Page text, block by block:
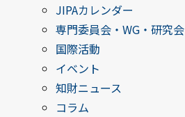
JIPAカレンダー
専門委員会・WG・研究会
国際活動
イベント
知財ニュース
コラム